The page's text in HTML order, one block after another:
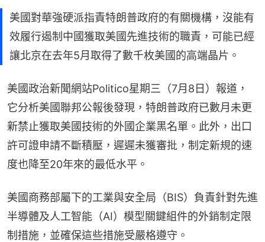
美國對華強硬派指責特朗普政府的有關機構，沒能有
效履行遏制中國獲取美國先進技術的職責，可能已經
讓北京在去年5月取得了數千枚美國的高端晶片。
美國政治新聞網站Politico星期三（7月8日）報道，
它分析美國聯邦公報後發現，特朗普政府已數月未更
新禁止獲取美國技術的外國企業黑名單。此外，出口
許可證申請不斷積壓，遲遲未獲審批，制定新規的速
度也降至20年來的最低水平。
美國商務部屬下的工業與安全局（BIS）負責針對先進
半導體及人工智能（AI）模型關鍵組件的外銷制定限
制措施，並確保這些措施受嚴格遵守。